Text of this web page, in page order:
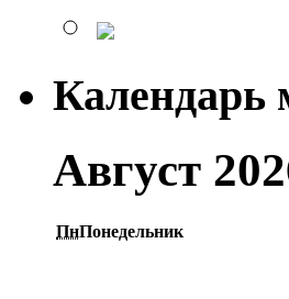
Календарь
Август
ПнПонедельник